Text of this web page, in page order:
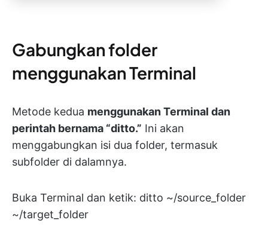
Gabungkan folder
menggunakan Terminal
Metode kedua menggunakan Terminal dan
perintah bernama “ditto.” Ini akan
menggabungkan isi dua folder, termasuk
subfolder di dalamnya.
Buka Terminal dan ketik: ditto ~/source_folder
~/target_folder